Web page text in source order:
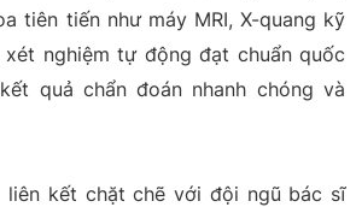
tiên tiến như máy MRI, X-quang kỹ
nghiệm tự động đạt chuẩn quốc
quả chẩn đoán nhanh chóng và
liên kết chặt chẽ với đội ngũ bác sĩ